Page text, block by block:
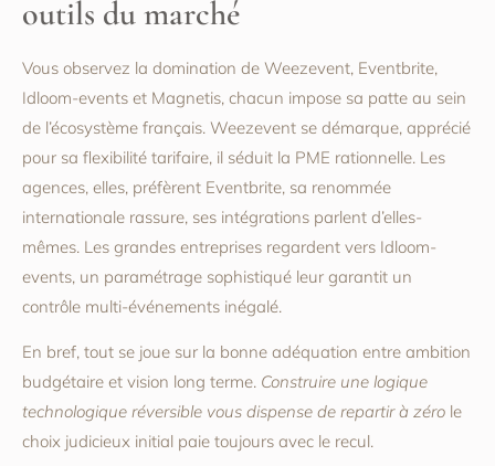
outils du marché
Vous observez la domination de Weezevent, Eventbrite,
Idloom-events et Magnetis, chacun impose sa patte au sein
de l’écosystème français. Weezevent se démarque, apprécié
pour sa flexibilité tarifaire, il séduit la PME rationnelle. Les
agences, elles, préfèrent Eventbrite, sa renommée
internationale rassure, ses intégrations parlent d’elles-
mêmes. Les grandes entreprises regardent vers Idloom-
events, un paramétrage sophistiqué leur garantit un
contrôle multi-événements inégalé.
En bref, tout se joue sur la bonne adéquation entre ambition
budgétaire et vision long terme. Construire une logique
technologique réversible vous dispense de repartir à zéro le
choix judicieux initial paie toujours avec le recul.